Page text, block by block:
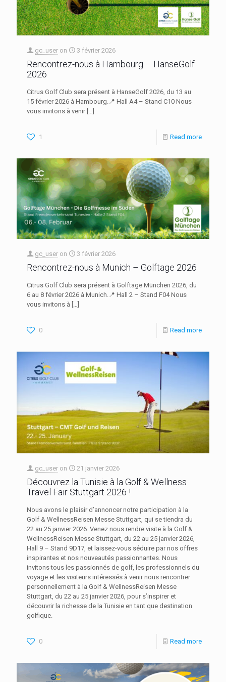
gc_user on 3 février 2026
Rencontrez-nous à Hambourg – HanseGolf
2026
Citrus Golf Club sera présent à HanseGolf 2026, du 13 au
15 février 2026 à Hambourg.📍 Hall A4 – Stand C10 Nous
vous invitons à venir[…]
1 Read more
gc_user on 3 février 2026
Rencontrez-nous à Munich – Golftage 2026
Citrus Golf Club sera présent à Golftage München 2026, du
6 au 8 février 2026 à Munich.📍 Hall 2 – Stand F04 Nous
vous invitons à […]
0 Read more
gc_user on 21 janvier 2026
Découvrez la Tunisie à la Golf & Wellness
Travel Fair Stuttgart 2026 !
Nous avons le plaisir d’annoncer notre participation à la
Golf & WellnessReisen Messe Stuttgart, qui se tiendra du
22 au 25 janvier 2026. Venez nous rendre visite à la Golf &
WellnessReisen Messe Stuttgart, du 22 au 25 janvier 2026,
Hall 9 – Stand 9D17, et laissez-vous séduire par nos offres
inspirantes et nos nouveautés passionnantes. Nous
invitons tous les passionnés de golf, les professionnels du
voyage et les visiteurs intéressés à venir nous rencontrer
personnellement à la Golf & WellnessReisen Messe
Stuttgart, du 22 au 25 janvier 2026, pour s’inspirer et
découvrir la richesse de la Tunisie en tant que destination
golfique.
0 Read more